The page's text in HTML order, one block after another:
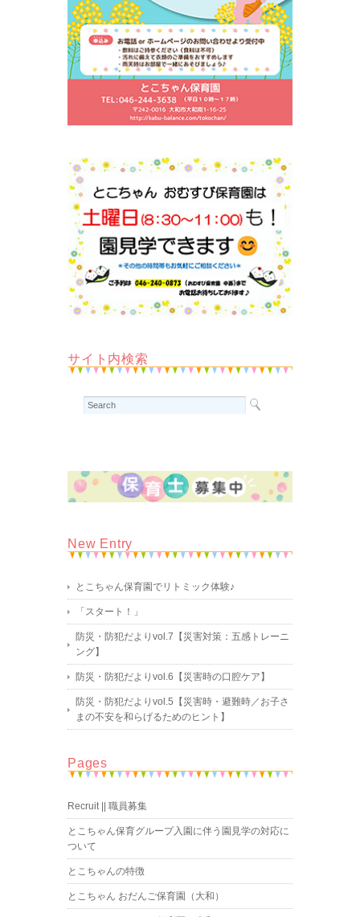
サイト内検索
New Entry
とこちゃん保育園でリトミック体験♪
「スタート！」
防災・防犯だよりvol.7【災害対策：五感トレーニ
ング】
防災・防犯だよりvol.6【災害時の口腔ケア】
防災・防犯だよりvol.5【災害時・避難時／お子さ
まの不安を和らげるためのヒント】
Pages
Recruit || 職員募集
とこちゃん保育グループ入園に伴う園見学の対応に
ついて
とこちゃんの特徴
とこちゃん おだんご保育園（大和）